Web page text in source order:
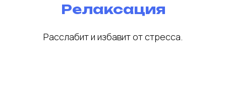
Релаксация
Расслабит и избавит от стресса.